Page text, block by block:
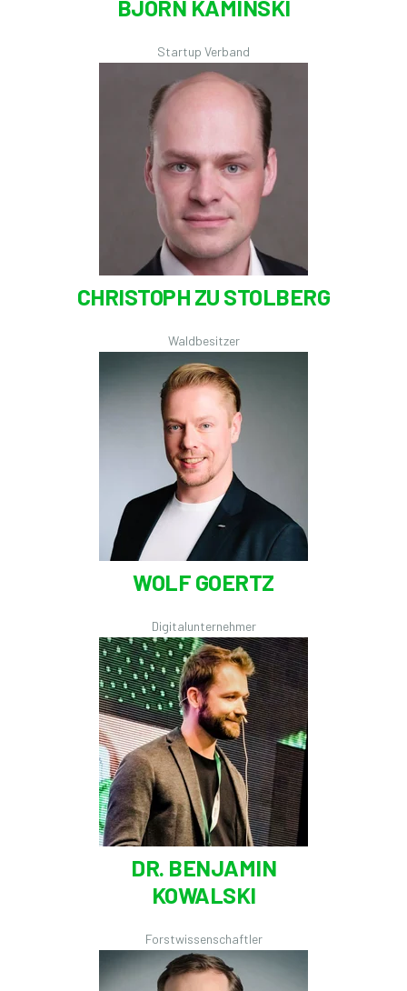
BJÖRN KAMINSKI
Startup Verband
CHRISTOPH ZU STOLBERG
Waldbesitzer
WOLF GOERTZ
Digitalunternehmer
DR. BENJAMIN
KOWALSKI
Forstwissenschaftler